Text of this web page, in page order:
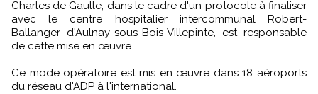
Charles de Gaulle, dans le cadre d'un protocole à finaliser
avec le centre hospitalier intercommunal Robert-
Ballanger d'Aulnay-sous-Bois-Villepinte, est responsable
de cette mise en œuvre.
Ce mode opératoire est mis en œuvre dans 18 aéroports
du réseau d'ADP à l'international.